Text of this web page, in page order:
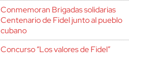
Conmemoran Brigadas solidarias
Centenario de Fidel junto al pueblo
cubano
Concurso “Los valores de Fidel”